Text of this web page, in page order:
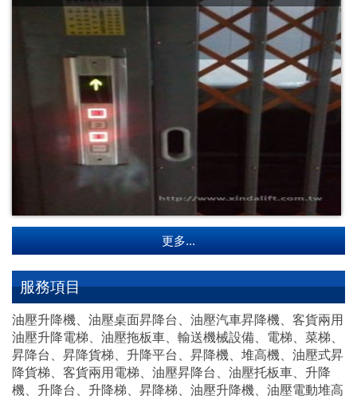
更多...
服務項目
油壓升降機、油壓桌面昇降台、油壓汽車昇降機、客貨兩用
油壓升降電梯、油壓拖板車、輸送機械設備、電梯、菜梯、
昇降台、昇降貨梯、升降平台、昇降機、堆高機、油壓式昇
降貨梯、客貨兩用電梯、油壓昇降台、油壓托板車、升降
機、升降台、升降梯、昇降梯、油壓升降機、油壓電動堆高